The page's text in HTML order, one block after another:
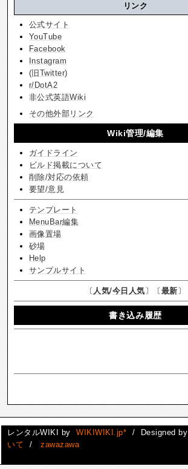
リンク
公式サイト
YouTube
Facebook
Instagram
(旧Twitter)
r/DotA2
非公式英語Wiki
その他外部リンク
Wiki管理/編集
ガイドライン
ビルド掲載について
削除/対応の依頼
要望/意見
テンプレート
MenuBar編集
画像置場
砂場
Help
サンプルサイト
〔 人気/今日人気 〕〔 最新 〕
書き込み履歴
レンタルWIKI by WIKIWIKI.jp* / Designed by
いて
/ zawazawa